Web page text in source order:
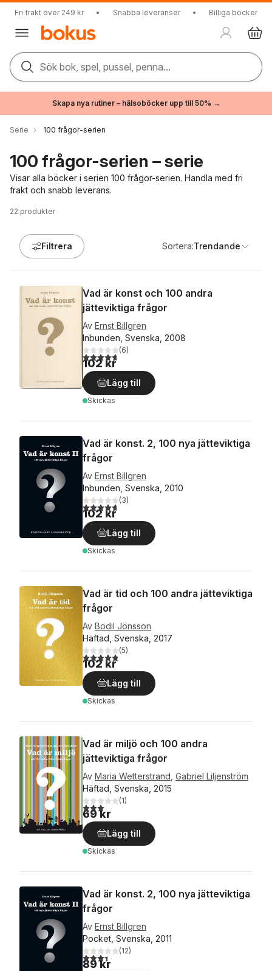
Fri frakt över 249 kr • Snabba leveranser • Billiga böcker
Sök bok, spel, pussel, penna...
Skapa nya rutiner – hälsoböcker upp till 50% →
Serie 100 frågor-serien
100 frågor-serien – serie
Visar alla böcker i serien 100 frågor-serien. Handla med fri
frakt och snabb leverans.
22 produkter
Filtrera Sortera:Trendande
Vad är konst och 100 andra
jätteviktiga frågor
Av Ernst Billgren
Inbunden, Svenska, 2008
4,7utav 5 stjärnor. Totalt antal röster:
(6)
102 kr
Lägg till
Skickas
Vad är konst. 2, 100 nya jätteviktiga
frågor
Av Ernst Billgren
Inbunden, Svenska, 2010
4,7utav 5 stjärnor. Totalt antal röster:
(3)
102 kr
Lägg till
Skickas
Vad är tid och 100 andra jätteviktiga
frågor
Av Bodil Jönsson
Häftad, Svenska, 2017
4,8utav 5 stjärnor. Totalt antal röster:
(5)
102 kr
Lägg till
Skickas
Vad är miljö och 100 andra
jätteviktiga frågor
Av Maria Wetterstrand Gabriel Liljenström
Häftad, Svenska, 2015
3,0utav 5 stjärnor. Totalt antal röster:
(1)
69 kr
Lägg till
Skickas
Vad är konst. 2, 100 nya jätteviktiga
frågor
Av Ernst Billgren
Pocket, Svenska, 2011
3,4utav 5 stjärnor. Totalt antal röster:
(12)
89 kr